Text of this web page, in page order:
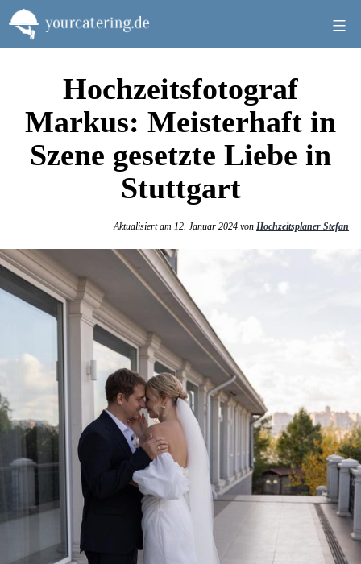
Zum
Inhalt
springen
Hochzeitsfotograf
Markus: Meisterhaft in
Szene gesetzte Liebe in
Stuttgart
Aktualisiert am 12. Januar 2024 von Hochzeitsplaner Stefan